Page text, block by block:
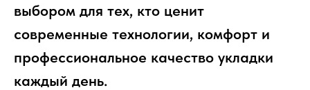
выбором для тех, кто ценит
современные технологии, комфорт и
профессиональное качество укладки
каждый день.